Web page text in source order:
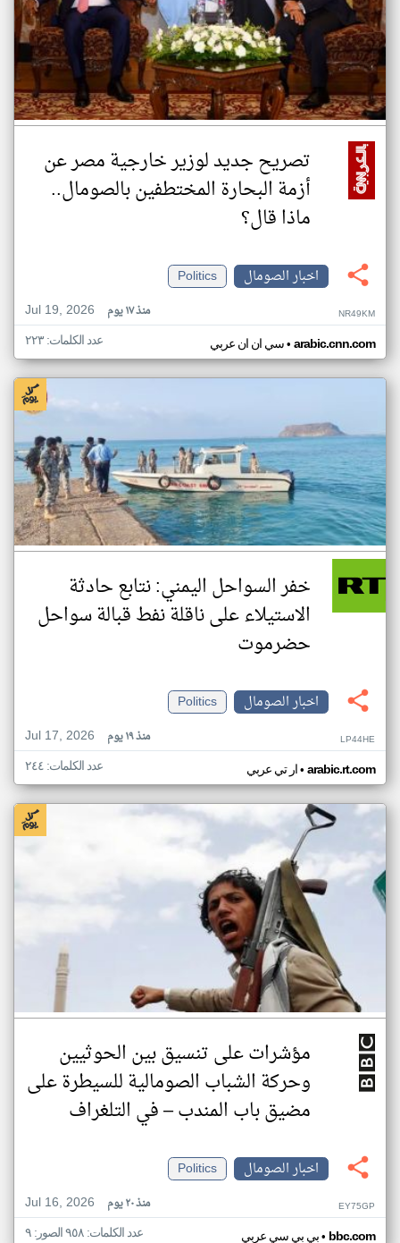
تصريح جديد لوزير خارجية مصر عن
أزمة البحارة المختطفين بالصومال..
ماذا قال؟
اخبار الصومال
Politics
Jul 19, 2026
منذ ١٧ يوم NR49KM
سي ان ان عربي• arabic.cnn.com عدد الكلمات: ٢٢٣
خفر السواحل اليمني: نتابع حادثة
الاستيلاء على ناقلة نفط قبالة سواحل
حضرموت
اخبار الصومال
Politics
Jul 17, 2026
منذ ١٩ يوم LP44HE
ار تي عربي• arabic.rt.com عدد الكلمات: ٢٤٤
مؤشرات على تنسيق بين الحوثيين
وحركة الشباب الصومالية للسيطرة على
مضيق باب المندب – في التلغراف
اخبار الصومال
Politics
Jul 16, 2026
منذ ٢٠ يوم EY75GP
بي بي سي عربي• bbc.com عدد الكلمات: ٩٥٨ الصور: ٩